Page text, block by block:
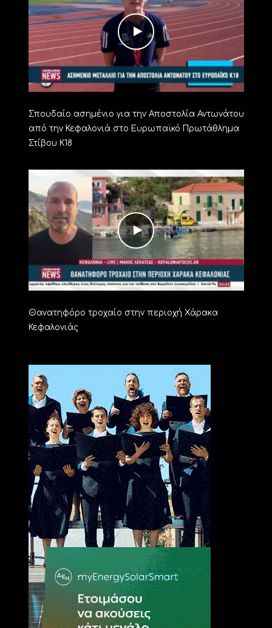
Σπουδαίο ασημένιο για την Αποστολία Αντωνάτου
από την Κεφαλονιά στο Ευρωπαϊκό Πρωτάθλημα
Στίβου Κ18
Θανατηφόρο τροχαίο στην περιοχή Χάρακα
Κεφαλονιάς